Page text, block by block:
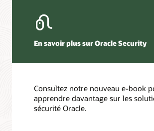
En savoir plus sur Oracle Security
Consultez notre nouveau e-book
apprendre davantage sur les
sécurité Oracle.